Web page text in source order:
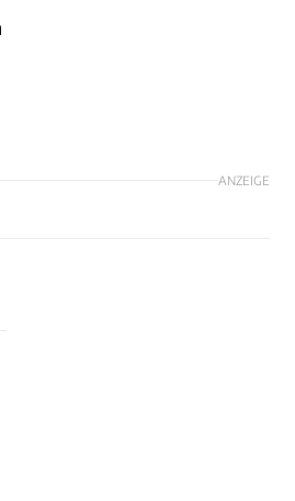
ANZEIGE